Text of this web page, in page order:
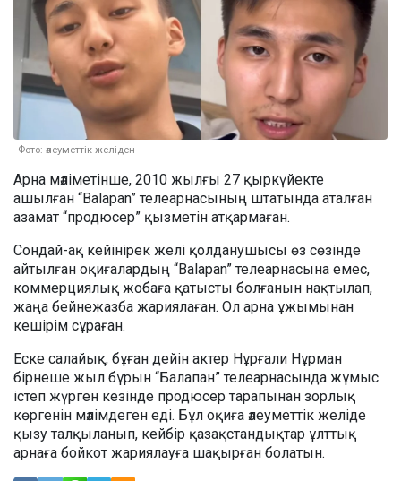
Фото: әлеуметтік желіден
Арна мәліметінше, 2010 жылғы 27 қыркүйекте
ашылған “Balapan” телеарнасының штатында аталған
азамат “продюсер” қызметін атқармаған.
Сондай-ақ кейінірек желі қолданушысы өз сөзінде
айтылған оқиғалардың “Balapan” телеарнасына емес,
коммерциялық жобаға қатысты болғанын нақтылап,
жаңа бейнежазба жариялаған. Ол арна ұжымынан
кешірім сұраған.
Еске салайық, бұған дейін актер Нұрғали Нұрман
бірнеше жыл бұрын “Балапан” телеарнасында жұмыс
істеп жүрген кезінде продюсер тарапынан зорлық
көргенін мәлімдеген еді. Бұл оқиға әлеуметтік желіде
қызу талқыланып, кейбір қазақстандықтар ұлттық
арнаға бойкот жариялауға шақырған болатын.